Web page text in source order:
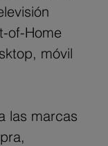
of-Home
móvil
las marcas